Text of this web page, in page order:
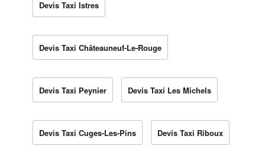
Devis Taxi Istres
Devis Taxi Châteauneuf-Le-Rouge
Devis Taxi Peynier Devis Taxi Les Michels
Devis Taxi Cuges-Les-Pins Devis Taxi Riboux